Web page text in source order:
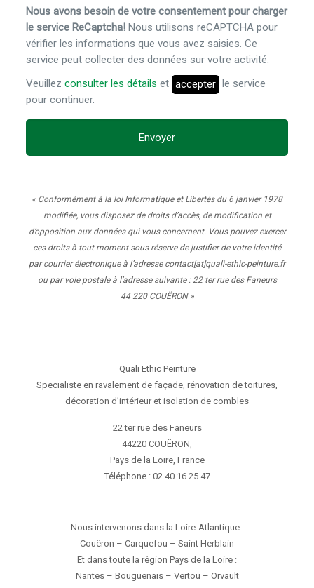
Nous avons besoin de votre consentement pour charger
le service ReCaptcha! Nous utilisons reCAPTCHA pour
vérifier les informations que vous avez saisies. Ce
service peut collecter des données sur votre activité.
Veuillez consulter les détails et accepter le service
pour continuer.
« Conformément à la loi Informatique et Libertés du 6 janvier 1978
modifiée, vous disposez de droits d’accès, de modification et
d’opposition aux données qui vous concernent. Vous pouvez exercer
ces droits à tout moment sous réserve de justifier de votre identité
par courrier électronique à l’adresse contact[at]quali-ethic-peinture.fr
ou par voie postale à l’adresse suivante : 22 ter rue des Faneurs
44 220 COUËRON »
Quali Ethic Peinture
Specialiste en ravalement de façade, rénovation de toitures,
décoration d’intérieur et isolation de combles
22 ter rue des Faneurs
44220 COUËRON,
Pays de la Loire, France
Téléphone : 02 40 16 25 47
Nous intervenons dans la Loire-Atlantique :
Couëron – Carquefou – Saint Herblain
Et dans toute la région Pays de la Loire :
Nantes – Bouguenais – Vertou – Orvault